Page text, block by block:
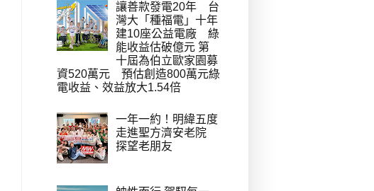
讓善款發電20年 台
灣大「種福電」十年
建10座公益電廠 綠
能收益估破億元 第
十屆為伯立歐家園募
資520萬元 預估創造800萬元綠
電收益、效益放大1.54倍
一年一約！明緯五度
走進聖方濟安老院
探望老朋友